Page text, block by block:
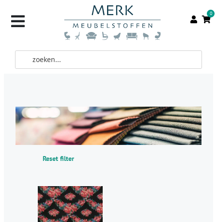
0
Reset filter